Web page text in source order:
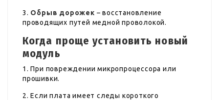
3. Обрыв дорожек – восстановление
проводящих путей медной проволокой.
Когда проще установить новый
модуль
1. При повреждении микропроцессора или
прошивки.
2. Если плата имеет следы короткого